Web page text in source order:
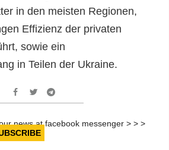
in den meisten Regionen,
Effizienz der privaten
sowie ein
in Teilen der Ukraine.
news at facebook messenger > > >